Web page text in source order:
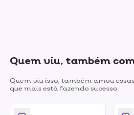
Quem viu, também
Quem viu isso, também amou
que mais está fazendo sucesso.